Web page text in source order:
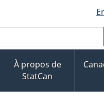
À propos de
StatCan